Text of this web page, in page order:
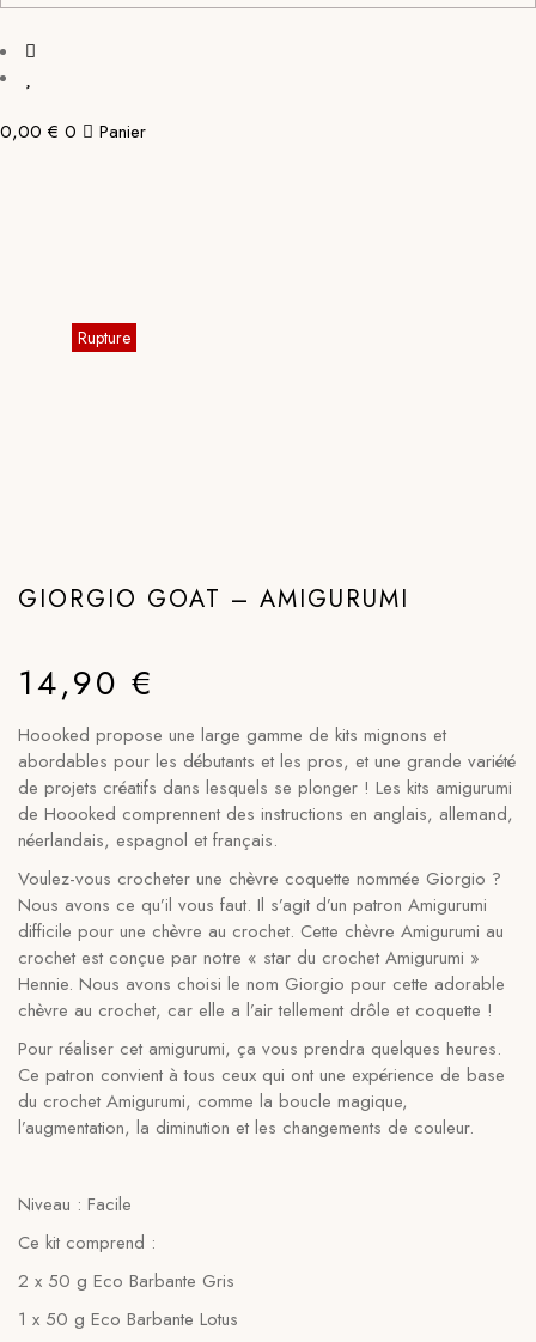
0,00 € 0 Panier
GIORGIO GOAT – AMIGURUMI
14,90 €
Hoooked propose une large gamme de kits mignons et
abordables pour les débutants et les pros, et une grande variété
de projets créatifs dans lesquels se plonger ! Les kits amigurumi
de Hoooked comprennent des instructions en anglais, allemand,
néerlandais, espagnol et français.
Voulez-vous crocheter une chèvre coquette nommée Giorgio ?
Nous avons ce qu’il vous faut. Il s’agit d’un patron Amigurumi
difficile pour une chèvre au crochet. Cette chèvre Amigurumi au
crochet est conçue par notre « star du crochet Amigurumi »
Hennie. Nous avons choisi le nom Giorgio pour cette adorable
chèvre au crochet, car elle a l’air tellement drôle et coquette !
Pour réaliser cet amigurumi, ça vous prendra quelques heures.
Ce patron convient à tous ceux qui ont une expérience de base
du crochet Amigurumi, comme la boucle magique,
l’augmentation, la diminution et les changements de couleur.
Niveau : Facile
Ce kit comprend :
2 x 50 g Eco Barbante Gris
1 x 50 g Eco Barbante Lotus